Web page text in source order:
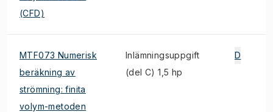
(CFD)
MTF073 Numerisk
beräkning av
strömning: finita
volym-metoden
Inlämningsuppgift
(del C) 1,5 hp
D